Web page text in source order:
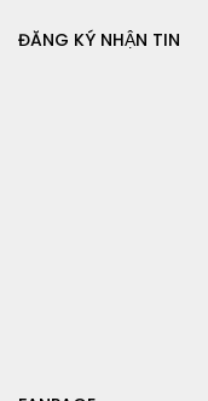
ĐĂNG KÝ NHẬN TIN